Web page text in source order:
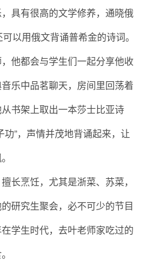
具有很高的文学修养，通晓俄
以用俄文背诵普希金的诗词。
他都会与学生们一起分享他收
乐中品茗聊天，房间里回荡着
书架上取出一本莎士比亚诗
功”，声情并茂地背诵起来，让
长烹饪，尤其是浙菜、苏菜，
研究生聚会，必不可少的节目
学生时代，去叶老师家吃过的